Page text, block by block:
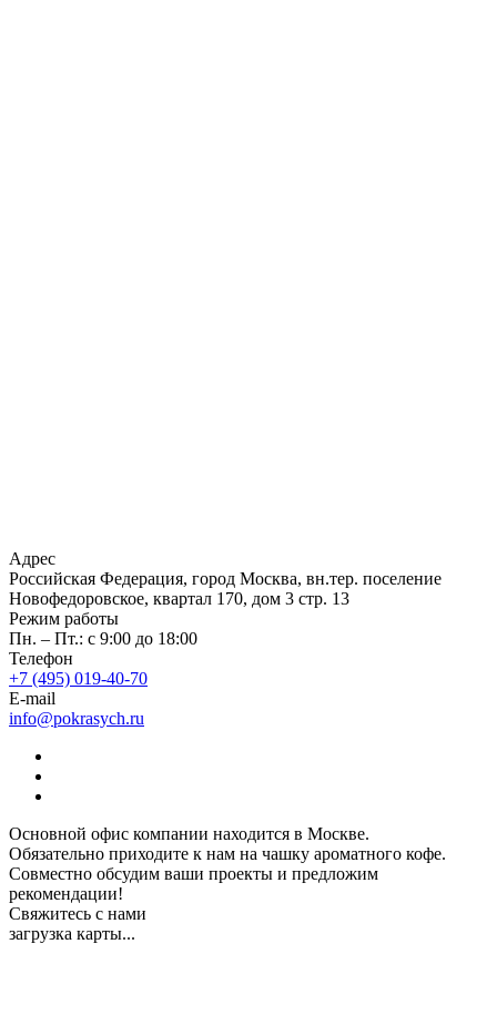
Адрес
Российская Федерация, город Москва, вн.тер. поселение
Новофедоровское, квартал 170, дом 3 стр. 13
Режим работы
Пн. – Пт.: с 9:00 до 18:00
Телефон
+7 (495) 019-40-70
E-mail
info@pokrasych.ru
Основной офис компании находится в Москве.
Обязательно приходите к нам на чашку ароматного кофе.
Совместно обсудим ваши проекты и предложим
рекомендации!
Свяжитесь с нами
загрузка карты...